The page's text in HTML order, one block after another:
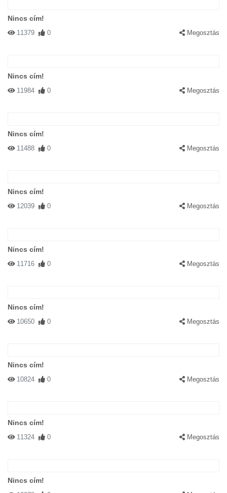
Nincs cím!
11379 0 Megosztás
Nincs cím!
11984 0 Megosztás
Nincs cím!
11488 0 Megosztás
Nincs cím!
12039 0 Megosztás
Nincs cím!
11716 0 Megosztás
Nincs cím!
10650 0 Megosztás
Nincs cím!
10824 0 Megosztás
Nincs cím!
11324 0 Megosztás
Nincs cím!